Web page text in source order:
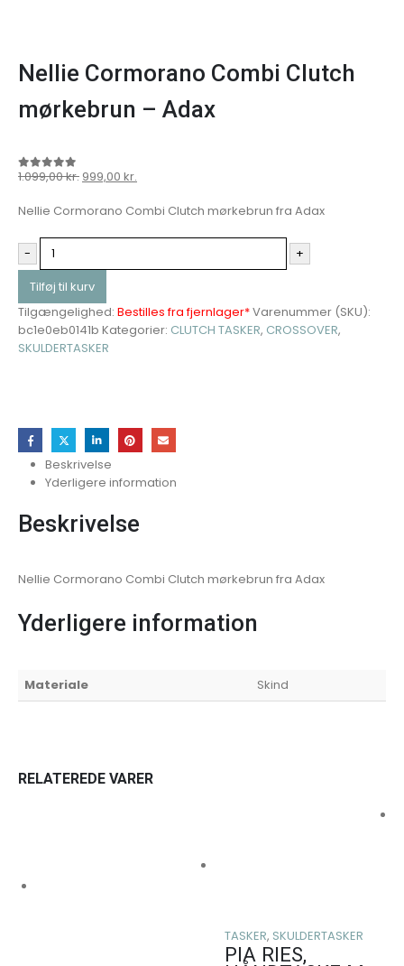
Nellie Cormorano Combi Clutch
mørkebrun – Adax
0out of 5
1.099,00kr. 999,00 kr.
Nellie Cormorano Combi Clutch mørkebrun fra Adax
-
+
Tilføj til kurv
Tilgængelighed: Bestilles fra fjernlager*Varenummer (SKU):
bc1e0eb0141b Kategorier: CLUTCH TASKER, CROSSOVER,
SKULDERTASKER
Beskrivelse
Yderligere information
Beskrivelse
Nellie Cormorano Combi Clutch mørkebrun fra Adax
Yderligere information
Materiale Skind
RELATEREDE VARER
TASKER, SKULDERTASKER
PIA RIES,